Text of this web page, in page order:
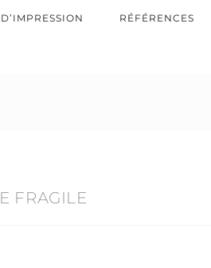
RÉFÉRENCES
FRAGILE